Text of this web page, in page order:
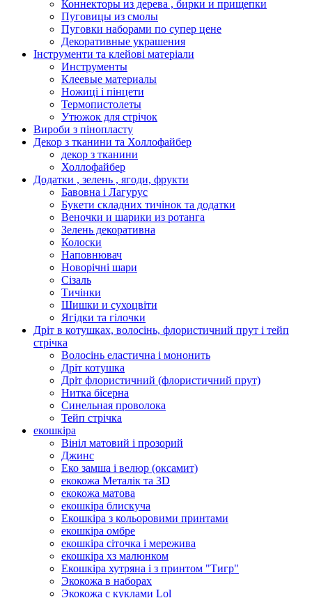
Коннекторы из дерева , бирки и прищепки
Пуговицы из смолы
Пуговки наборами по супер цене
Декоративные украшения
Інструменти та клейові матеріали
Инструменты
Клеевые материалы
Ножиці і пінцети
Термопистолеты
Утюжок для стрічок
Вироби з пінопласту
Декор з тканини та Холлофайбер
декор з тканини
Холлофайбер
Додатки , зелень , ягоди, фрукти
Бавовна і Лагурус
Букети складних тичінок та додатки
Веночки и шарики из ротанга
Зелень декоративна
Колоски
Наповнювач
Новорічні шари
Сізаль
Тичінки
Шишки и сухоцвіти
Ягідки та гілочки
Дріт в котушках, волосінь, флористичний прут і тейп
стрічка
Волосінь еластична і мононить
Дріт котушка
Дріт флористичний (флористичний прут)
Нитка бісерна
Синельная проволока
Тейп стрічка
екошкіра
Вініл матовий і прозорий
Джинс
Еко замша і велюр (оксамит)
екокожа Металік та 3D
екокожа матова
екошкіра блискуча
Екошкіра з кольоровими принтами
екошкіра омбре
екошкіра сіточка і мережива
екошкіра хз малюнком
Екошкіра хутряна і з принтом "Тигр"
Экокожа в наборах
Экокожа с куклами Lol